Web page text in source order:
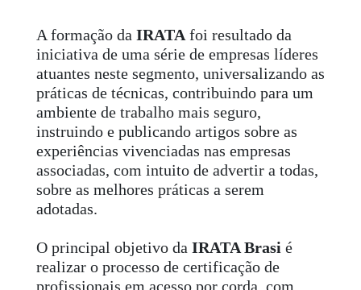
A formação da IRATA foi resultado da
iniciativa de uma série de empresas líderes
atuantes neste segmento, universalizando as
práticas de técnicas, contribuindo para um
ambiente de trabalho mais seguro,
instruindo e publicando artigos sobre as
experiências vivenciadas nas empresas
associadas, com intuito de advertir a todas,
sobre as melhores práticas a serem
adotadas.
O principal objetivo da IRATA Brasi é
realizar o processo de certificação de
profissionais em acesso por corda, com